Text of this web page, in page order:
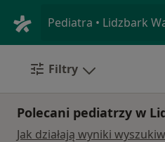
Filtry
Polecani pediatrzy w
Jak działają wyniki